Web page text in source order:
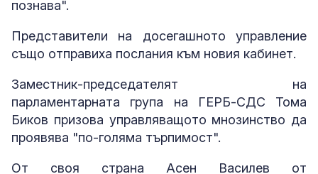
познава".
Представители на досегашното управление
също отправиха послания към новия кабинет.
Заместник-председателят на
парламентарната група на ГЕРБ-СДС Тома
Биков призова управляващото мнозинство да
проявява "по-голяма търпимост".
От своя страна Асен Василев от